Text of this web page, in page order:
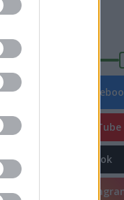
YouTube
TikTok